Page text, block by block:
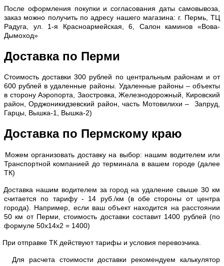
После оформления покупки и согласования даты самовывоза,
заказ можно получить по адресу нашего магазина: г. Пермь, ТЦ
Радуга, ул. 1-я Красноармейская, 6, Салон каминов «Вова-
Дымоход»
Доставка по Перми
Стоимость доставки 300 рублей по центральным районам и от
600 рублей в удаленные районы. Удаленные районы – объекты
в сторону Аэропорта, Заостровка, Железнодорожный, Кировский
район, Орджоникидзевский район, часть Мотовилихи – Запруд,
Гарцы, Вышка-1, Вышка-2)
Доставка по Пермскому краю
Можем организовать доставку на выбор: нашим водителем или
Транспортной компанией до терминала в вашем городе (далее
ТК)
Доставка нашим водителем за город на удаление свыше 30 км
считается по тарифу - 14 руб./км (в обе стороны от центра
города). Например, если ваш объект находится на расстоянии
50 км от Перми, стоимость доставки составит 1400 рублей (по
формуле 50х14х2 = 1400)
При отправке ТК действуют тарифы и условия перевозчика.
Для расчета стоимости доставки рекомендуем калькулятор